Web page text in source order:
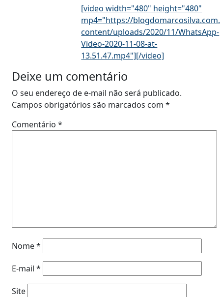
[video width="480" height="480"
mp4="https://
content/uploads/2020/11/WhatsApp-
Video-2020-11-08-at-
13.51.47.mp4"][/video]
Deixe um comentário
O seu endereço de e-mail não será publicado.
Campos obrigatórios são marcados com *
Comentário *
Nome*
E-mail *
Site